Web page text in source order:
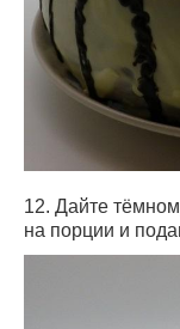
12. Дайте
на порции и